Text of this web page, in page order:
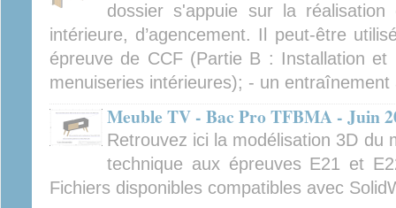
dossier s'appuie sur la réalisation
intérieure, d’agencement. Il peut-être
épreuve de CCF (Partie B : Installation et
menuiseries intérieures); - un entraînement
Meuble TV - Bac Pro TFBMA - Juin
Retrouvez ici la modélisation 3D du
technique aux épreuves E21 et
Fichiers disponibles compatibles avec